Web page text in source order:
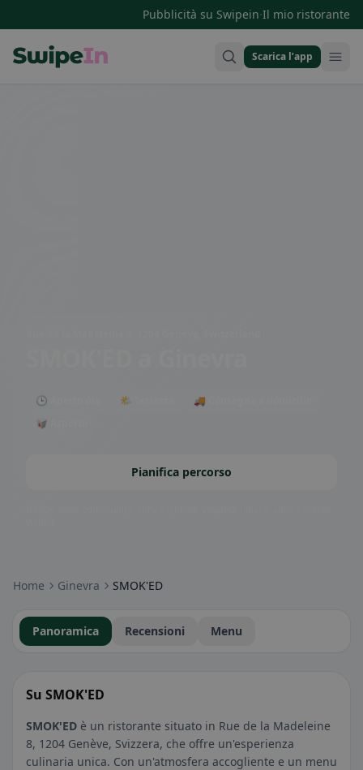
Pubblicità su Swipein·Il mio ristorante
Scarica l’app
🕒 Aperto ora 🌤 Terrazza
🚚 Consegna a domicilio
🥡 Asporto
Pianifica percorso
Home Ginevra SMOK'ED
Panoramica Recensioni Menu
Su SMOK'ED
SMOK'ED è un ristorante situato in Rue de la Madeleine
8, 1204 Genève, Svizzera, che offre un'esperienza
culinaria unica. Con un'atmosfera accogliente e un menu